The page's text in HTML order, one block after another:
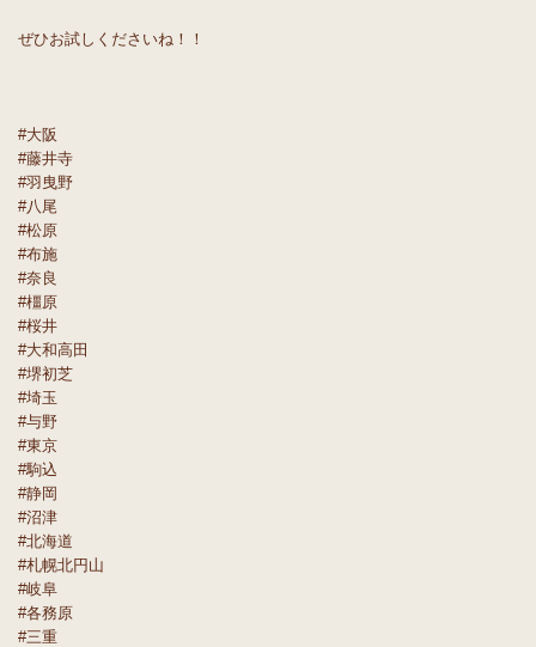
ぜひお試しくださいね！！
#大阪
#藤井寺
#羽曳野
#八尾
#松原
#布施
#奈良
#橿原
#桜井
#大和高田
#堺初芝
#埼玉
#与野
#東京
#駒込
#静岡
#沼津
#北海道
#札幌北円山
#岐阜
#各務原
#三重